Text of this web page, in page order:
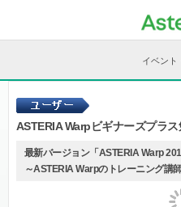
イベント
ASTERIA Warpビギナーズプラス
最新バージョン「ASTERIA Warp
～ASTERIA Warpのトレーニング講